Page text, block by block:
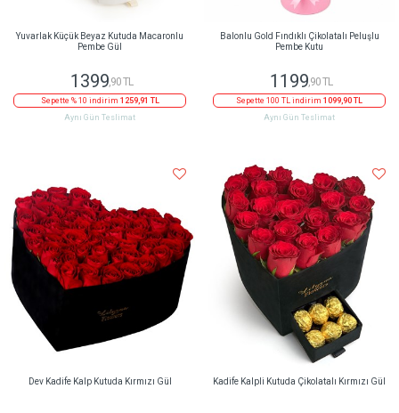
Yuvarlak Küçük Beyaz Kutuda Macaronlu
Pembe Gül
1399,90 TL
Sepette % 10 indirim 1259,91 TL
Aynı Gün Teslimat
Balonlu Gold Fındıklı Çikolatalı Peluşlu
Pembe Kutu
1199,90 TL
Sepette 100 TL indirim 1099,90 TL
Aynı Gün Teslimat
Dev Kadife Kalp Kutuda Kırmızı Gül Kadife Kalpli Kutuda Çikolatalı Kırmızı Gül